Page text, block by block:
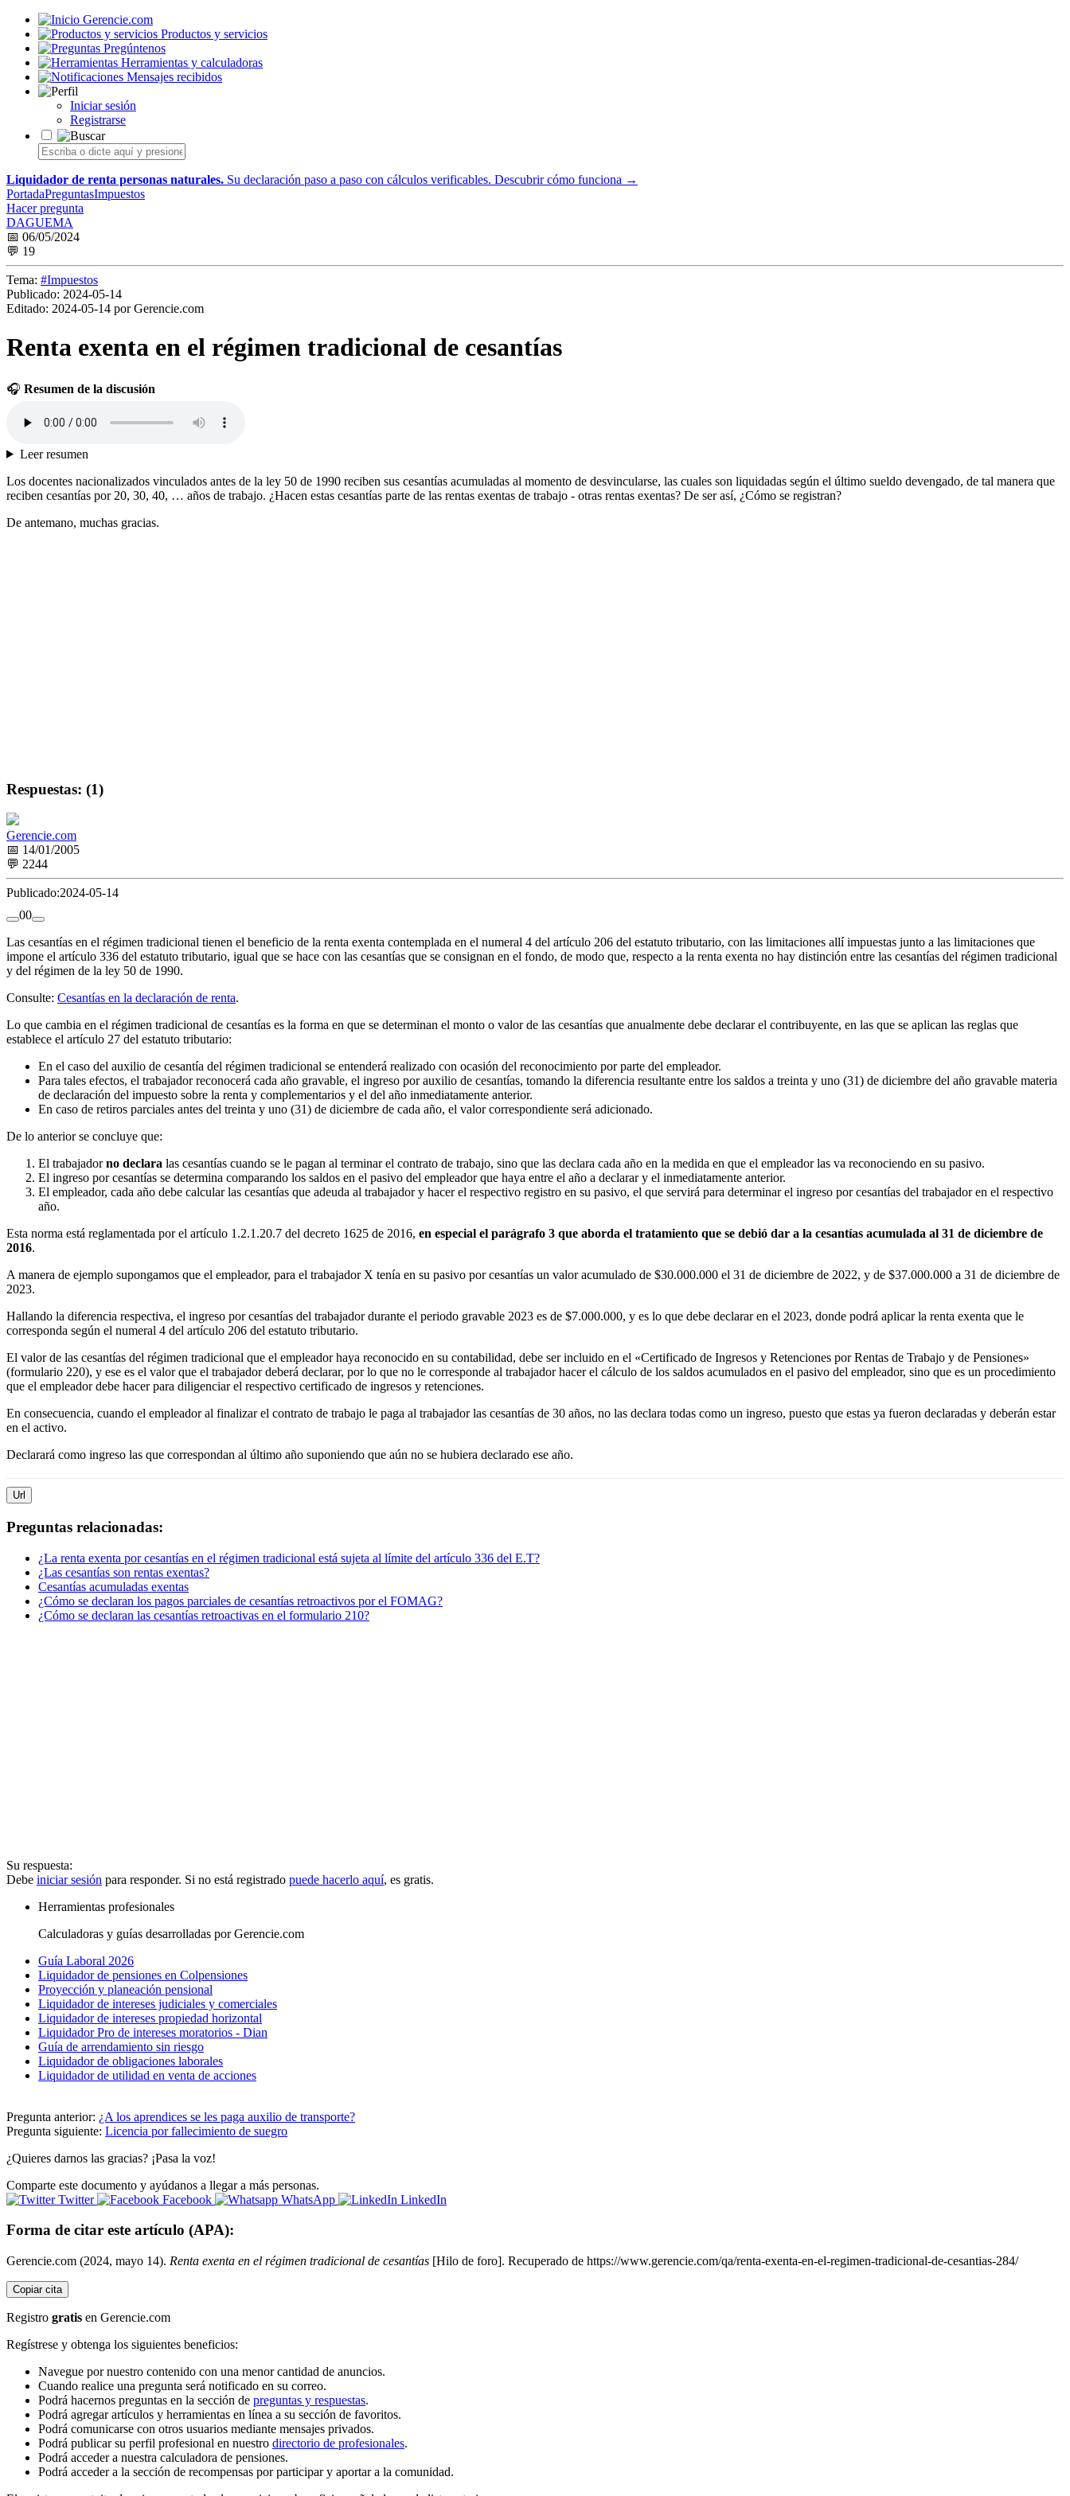
Gerencie.com
Productos y servicios
Pregúntenos
Herramientas y calculadoras
Mensajes recibidos
Iniciar sesión
Registrarse
Liquidador de renta personas naturales. Su declaración paso a paso con cálculos verificables. Descubrir cómo funciona →
PortadaPreguntasImpuestos
Hacer pregunta
DAGUEMA
📅 06/05/2024
💬 19
Tema: #Impuestos
Publicado: 2024-05-14
Editado: 2024-05-14 por Gerencie.com
Renta exenta en el régimen tradicional de cesantías
🎧 Resumen de la discusión
Leer resumen
Los docentes nacionalizados vinculados antes de la ley 50 de 1990 reciben sus cesantías acumuladas al momento de desvincularse, las cuales son liquidadas según el último sueldo devengado, de tal manera que
reciben cesantías por 20, 30, 40, … años de trabajo. ¿Hacen estas cesantías parte de las rentas exentas de trabajo - otras rentas exentas? De ser así, ¿Cómo se registran?
De antemano, muchas gracias.
Respuestas: (1)
Gerencie.com
📅 14/01/2005
💬 2244
Publicado:2024-05-14
00
Las cesantías en el régimen tradicional tienen el beneficio de la renta exenta contemplada en el numeral 4 del artículo 206 del estatuto tributario, con las limitaciones allí impuestas junto a las limitaciones que
impone el artículo 336 del estatuto tributario, igual que se hace con las cesantías que se consignan en el fondo, de modo que, respecto a la renta exenta no hay distinción entre las cesantías del régimen tradicional
y del régimen de la ley 50 de 1990.
Consulte: Cesantías en la declaración de renta.
Lo que cambia en el régimen tradicional de cesantías es la forma en que se determinan el monto o valor de las cesantías que anualmente debe declarar el contribuyente, en las que se aplican las reglas que
establece el artículo 27 del estatuto tributario:
En el caso del auxilio de cesantía del régimen tradicional se entenderá realizado con ocasión del reconocimiento por parte del empleador.
Para tales efectos, el trabajador reconocerá cada año gravable, el ingreso por auxilio de cesantías, tomando la diferencia resultante entre los saldos a treinta y uno (31) de diciembre del año gravable materia
de declaración del impuesto sobre la renta y complementarios y el del año inmediatamente anterior.
En caso de retiros parciales antes del treinta y uno (31) de diciembre de cada año, el valor correspondiente será adicionado.
De lo anterior se concluye que:
El trabajadorno declara las cesantías cuando se le pagan al terminar el contrato de trabajo, sino que las declara cada año en la medida en que el empleador las va reconociendo en su pasivo.
El ingreso por cesantías se determina comparando los saldos en el pasivo del empleador que haya entre el año a declarar y el inmediatamente anterior.
El empleador, cada año debe calcular las cesantías que adeuda al trabajador y hacer el respectivo registro en su pasivo, el que servirá para determinar el ingreso por cesantías del trabajador en el respectivo
año.
Esta norma está reglamentada por el artículo 1.2.1.20.7 del decreto 1625 de 2016, en especial el parágrafo 3 que aborda el tratamiento que se debió dar a la cesantías acumulada al 31 de diciembre de
2016.
A manera de ejemplo supongamos que el empleador, para el trabajador X tenía en su pasivo por cesantías un valor acumulado de $30.000.000 el 31 de diciembre de 2022, y de $37.000.000 a 31 de diciembre de
2023.
Hallando la diferencia respectiva, el ingreso por cesantías del trabajador durante el periodo gravable 2023 es de $7.000.000, y es lo que debe declarar en el 2023, donde podrá aplicar la renta exenta que le
corresponda según el numeral 4 del artículo 206 del estatuto tributario.
El valor de las cesantías del régimen tradicional que el empleador haya reconocido en su contabilidad, debe ser incluido en el «Certificado de Ingresos y Retenciones por Rentas de Trabajo y de Pensiones»
(formulario 220), y ese es el valor que el trabajador deberá declarar, por lo que no le corresponde al trabajador hacer el cálculo de los saldos acumulados en el pasivo del empleador, sino que es un procedimiento
que el empleador debe hacer para diligenciar el respectivo certificado de ingresos y retenciones.
En consecuencia, cuando el empleador al finalizar el contrato de trabajo le paga al trabajador las cesantías de 30 años, no las declara todas como un ingreso, puesto que estas ya fueron declaradas y deberán estar
en el activo.
Declarará como ingreso las que correspondan al último año suponiendo que aún no se hubiera declarado ese año.
Url
Preguntas relacionadas:
¿La renta exenta por cesantías en el régimen tradicional está sujeta al límite del artículo 336 del E.T?
¿Las cesantías son rentas exentas?
Cesantías acumuladas exentas
¿Cómo se declaran los pagos parciales de cesantías retroactivos por el FOMAG?
¿Cómo se declaran las cesantías retroactivas en el formulario 210?
Su respuesta:
Debe iniciar sesión para responder. Si no está registrado puede hacerlo aquí, es gratis.
Herramientas profesionales
Calculadoras y guías desarrolladas por Gerencie.com
Guía Laboral 2026
Liquidador de pensiones en Colpensiones
Proyección y planeación pensional
Liquidador de intereses judiciales y comerciales
Liquidador de intereses propiedad horizontal
Liquidador Pro de intereses moratorios - Dian
Guía de arrendamiento sin riesgo
Liquidador de obligaciones laborales
Liquidador de utilidad en venta de acciones
Pregunta anterior: ¿A los aprendices se les paga auxilio de transporte?
Pregunta siguiente: Licencia por fallecimiento de suegro
¿Quieres darnos las gracias? ¡Pasa la voz!
Comparte este documento y ayúdanos a llegar a más personas.
Twitter
Facebook WhatsApp LinkedIn
Forma de citar este artículo (APA):
Gerencie.com (2024, mayo 14). Renta exenta en el régimen tradicional de cesantías [Hilo de foro]. Recuperado de https://www.gerencie.com/qa/renta-exenta-en-el-regimen-tradicional-de-cesantias-284/
Copiar cita
Registro gratis en Gerencie.com
Regístrese y obtenga los siguientes beneficios:
Navegue por nuestro contenido con una menor cantidad de anuncios.
Cuando realice una pregunta será notificado en su correo.
Podrá hacernos preguntas en la sección de preguntas y respuestas.
Podrá agregar artículos y herramientas en línea a su sección de favoritos.
Podrá comunicarse con otros usuarios mediante mensajes privados.
Podrá publicar su perfil profesional en nuestro directorio de profesionales.
Podrá acceder a nuestra calculadora de pensiones.
Podrá acceder a la sección de recompensas por participar y aportar a la comunidad.